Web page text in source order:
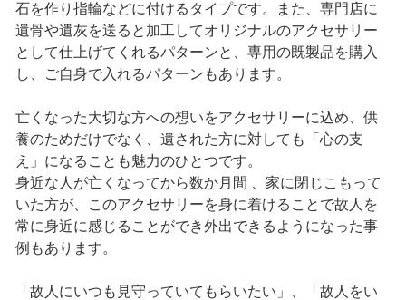
石を作り指輪などに付けるタイプです。また、専門店に
遺骨や遺灰を送ると加工してオリジナルのアクセサリー
として仕上げてくれるパターンと、専用の既製品を購入
し、ご自身で入れるパターンもあります。
亡くなった大切な方への想いをアクセサリーに込め、供
養のためだけでなく、遺された方に対しても「心の支
え」になることも魅力のひとつです。
身近な人が亡くなってから数か月間 、家に閉じこもって
いた方が、このアクセサリーを身に着けることで故人を
常に身近に感じることができ外出できるようになった事
例もあります。
「故人にいつも見守っていてもらいたい」、「故人をい